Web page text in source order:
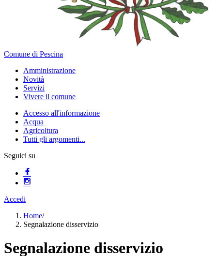
Comune di Pescina
Amministrazione
Novità
Servizi
Vivere il comune
Accesso all'informazione
Acqua
Agricoltura
Tutti gli argomenti...
Seguici su
Accedi
Home/
Segnalazione disservizio
Segnalazione disservizio